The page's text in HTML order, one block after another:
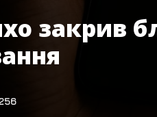
закрив